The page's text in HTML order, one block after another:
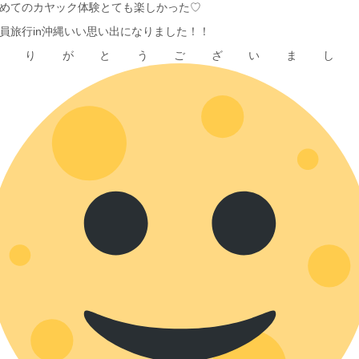
てのカヤック体験とても楽しかった♡
旅行in沖縄いい思い出になりました！！
りがとうございまし